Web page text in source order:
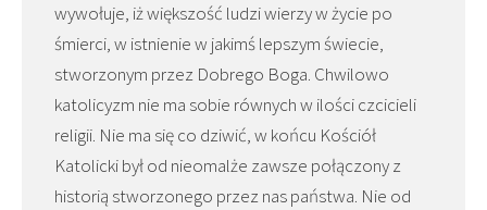
wywołuje, iż większość ludzi wierzy w życie po
śmierci, w istnienie w jakimś lepszym świecie,
stworzonym przez Dobrego Boga. Chwilowo
katolicyzm nie ma sobie równych w ilości czcicieli
religii. Nie ma się co dziwić, w końcu Kościół
Katolicki był od nieomalże zawsze połączony z
historią stworzonego przez nas państwa. Nie od